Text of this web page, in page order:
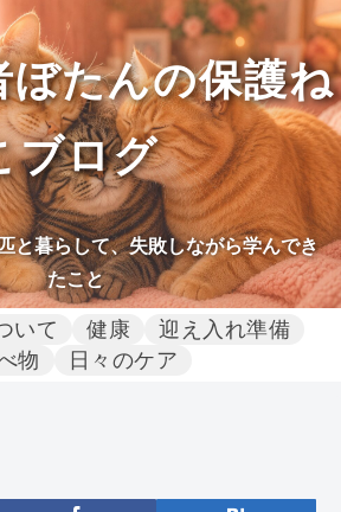
ぼたんの保護ね
ブログ
と暮らして、失敗しながら学んでき
たこと
いて 健康
迎え入れ準備
物
日々のケア